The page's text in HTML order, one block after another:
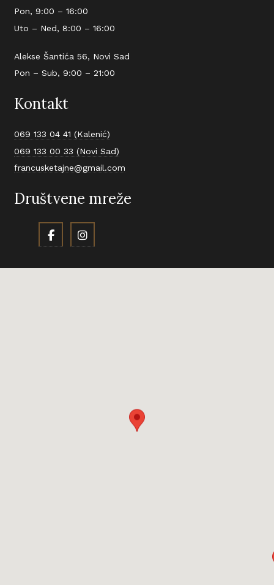
Pon, 9:00 – 16:00
Uto – Ned, 8:00 – 16:00
Alekse Šantića 56, Novi Sad
Pon – Sub, 9:00 – 21:00
Kontakt
069 133 04 41 (Kalenić)
069 133 00 33 (Novi Sad)
francusketajne@gmail.com
Društvene mreže